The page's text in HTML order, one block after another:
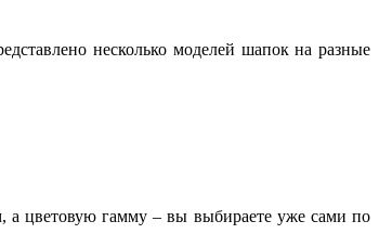
несколько моделей шапок на разные
а цветовую гамму – вы выбираете уже сами по